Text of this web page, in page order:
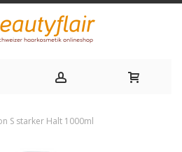
S starker Halt 1000ml